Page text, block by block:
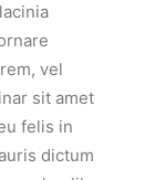
vel
sit amet
felis in
dictum